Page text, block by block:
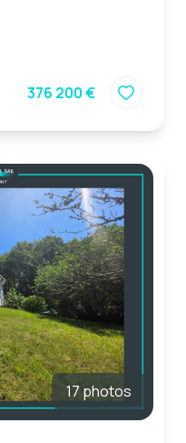
376 200 €
17 photos